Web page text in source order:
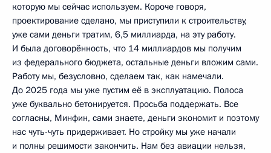
которую мы сейчас используем. Короче говоря,
проектирование сделано, мы приступили к строительству,
уже сами деньги тратим, 6,5 миллиарда, на эту работу.
И была договорённость, что 14 миллиардов мы получим
из федерального бюджета, остальные деньги вложим сами.
Работу мы, безусловно, сделаем так, как намечали.
До 2025 года мы уже пустим её в эксплуатацию. Полоса
уже буквально бетонируется. Просьба поддержать. Все
согласны, Минфин, сами знаете, деньги экономит и поэтому
нас чуть-чуть придерживает. Но стройку мы уже начали
и полны решимости закончить. Нам без авиации нельзя,